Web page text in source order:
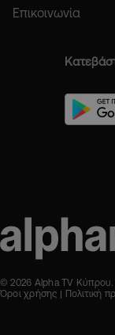
Επικοινωνία
© 2026 Alpha TV
Όροι χρήσης
Πολιτική